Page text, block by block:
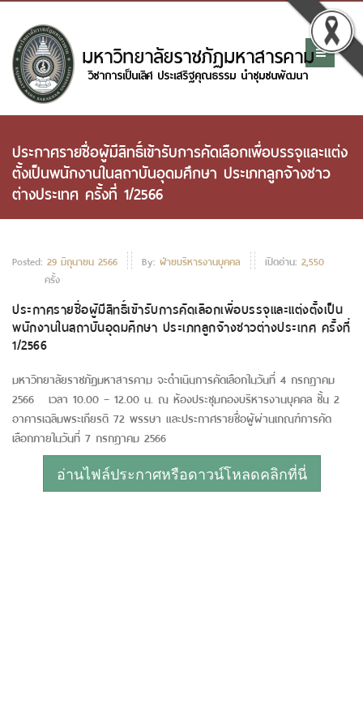
ประกาศรายชื่อผู้มีสิทธิ์เข้ารับการคัดเลือกเพื่อบรรจุและแต่ง
ตั้งเป็นพนักงานในสถาบันอุดมศึกษา ประเภทลูกจ้างชาว
ต่างประเทศ ครั้งที่ 1/2566
Posted: 29 มิถุนายน 2566 By: ฝ่ายบริหารงานบุคคล เปิดอ่าน: 2,550
ครั้ง
ประกาศรายชื่อผู้มีสิทธิ์เข้ารับการคัดเลือกเพื่อบรรจุและแต่งตั้งเป็น
พนักงานในสถาบันอุดมศึกษา ประเภทลูกจ้างชาวต่างประเทศ ครั้งที่
1/2566
มหาวิทยาลัยราชภัฏมหาสารคาม จะดำเนินการคัดเลือกในวันที่ 4 กรกฎาคม
2566 เวลา 10.00 – 12.00 น. ณ ห้องประชุมกองบริหารงานบุคคล ชั้น 2
อาคารเฉลิมพระเกียรติ 72 พรรษา และประกาศรายชื่อผู้ผ่านเกณฑ์การคัด
เลือกภายในวันที่ 7 กรกฎาคม 2566
อ่านไฟล์ประกาศหรือดาวน์โหลดคลิกที่นี่